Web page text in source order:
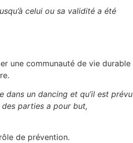
celui ou sa validité a été
une communauté de vie durable
un dancing et qu’il est prévu
parties a pour but,
de prévention.